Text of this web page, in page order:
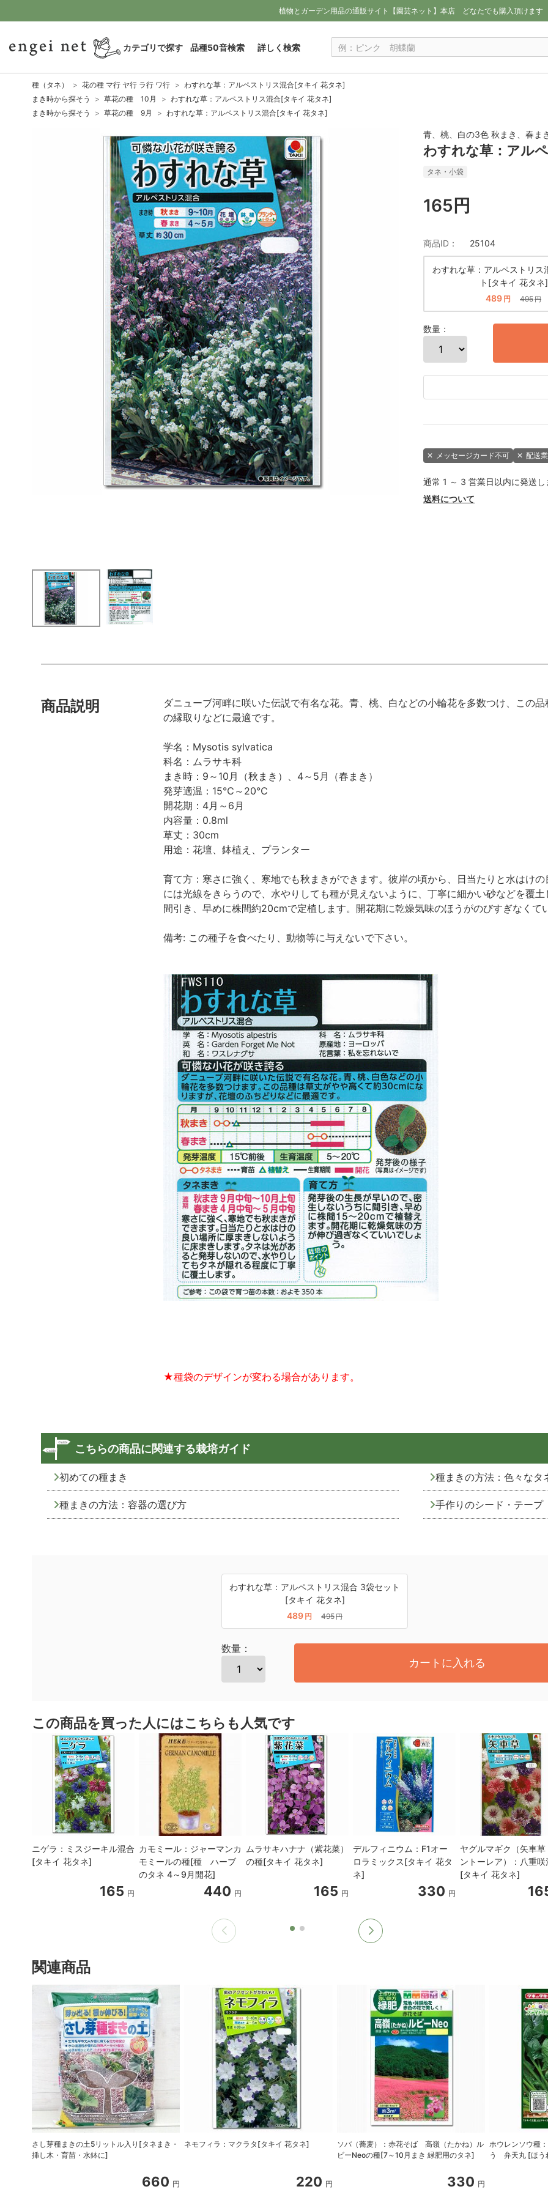
植物とガーデン用品の通販サイト【園芸ネット】本店 どなたでも購入頂けます
カテゴリで探す 品種50音検索 詳しく検索
種（タネ） 花の種 マ行 ヤ行 ラ行 ワ行
わすれな草：アルペストリス混合[タキイ 花タネ]
まき時から探そう
草花の種 10月
わすれな草：アルペストリス混合[タキイ 花タネ]
まき時から探そう
草花の種 9月 わすれな草：アルペストリス混合[タキイ 花タネ]
青、桃、白の3色 秋まき、春
わすれな草：アル
タネ・小袋
165円
商品ID： 25104
わすれな草：アルペストリス
ト[タキイ 花タネ]
489 円 495円
数量：
✕ メッセージカード不可 ✕ 配送
通常 1 ～ 3 営業日以内に発送し
送料について
商品説明
ダニューブ河畔に咲いた伝説で有名な花。青、桃、白などの小輪花を多数つけ、この
の縁取りなどに最適です。
学名：Mysotis sylvatica
科名：ムラサキ科
まき時：9～10月（秋まき）、4～5月（春まき）
発芽適温：15℃～20℃
開花期：4月～6月
内容量：0.8ml
草丈：30cm
用途：花壇、鉢植え、プランター
育て方：寒さに強く、寒地でも秋まきができます。彼岸の頃から、日当たりと水はけ
には光線をきらうので、水やりしても種が見えないように、丁寧に細かい砂などを覆
間引き、早めに株間約20cmで定植します。開花期に乾燥気味のほうがのびすぎなくて
備考: この種子を食べたり、動物等に与えないで下さい。
★種袋のデザインが変わる場合があります。
こちらの商品に関連する栽培ガイド
初めての種まき 種まきの方法：色々なタ
種まきの方法：容器の選び方 手作りのシード・テープ
わすれな草：アルペストリス混合 3袋セット
[タキイ 花タネ]
489 円 495円
数量：
カートに入れる
この商品を買った人にはこちらも人気です
ニゲラ：ミスジーキル混合
[タキイ 花タネ]
165 円
カモミール：ジャーマンカ
モミールの種[種 ハーブ
のタネ 4～9月開花]
440 円
ムラサキハナナ（紫花菜）
の種[タキイ 花タネ]
165 円
デルフィニウム：F1オー
ロラミックス[タキイ 花タ
ネ]
330 円
ヤグルマギク（矢車草
ントーレア）：八重咲
[タキイ 花タネ]
関連商品
さし芽種まきの土5リットル入り[タネまき・
挿し木・育苗・水鉢に]
660 円
ネモフィラ：マクラタ[タキイ 花タネ]
220 円
ソバ（蕎麦）：赤花そば 高嶺（たかね）ル
ビーNeoの種[7～10月まき 緑肥用のタネ]
330 円
ホウレンソウ種
う 弁天丸 [ほ